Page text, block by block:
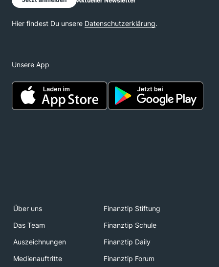
Unsere App
Über uns
Finanztip Stiftung
Das Team
Finanztip Schule
Auszeichnungen
Finanztip Daily
Medienauftritte
Finanztip Forum